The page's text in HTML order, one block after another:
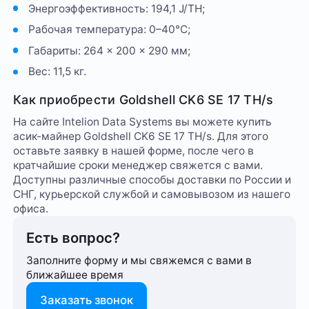
Энергоэффективность: 194,1 J/TH;
Рабочая температура: 0–40°C;
Габариты: 264 × 200 × 290 мм;
Вес: 11,5 кг.
Как приобрести Goldshell CK6 SE 17 TH/s
На сайте Intelion Data Systems вы можете купить
асик-майнер Goldshell CK6 SE 17 TH/s. Для этого
оставьте заявку в нашей форме, после чего в
кратчайшие сроки менеджер свяжется с вами.
Доступны различные способы доставки по России и
СНГ, курьерской службой и самовывозом из нашего
офиса.
Есть вопрос?
Заполните форму и мы свяжемся с вами в
ближайшее время
Заказать звонок